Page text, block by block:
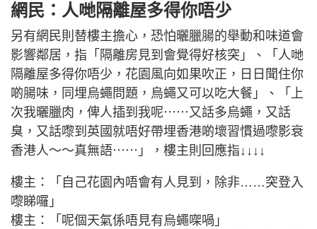
網民：人哋隔離屋多得你唔少
另有網民則替樓主擔心，恐怕曬臘腸的舉動和味道會
影響鄰居，指「隔離房見到會覺得好核突」、「人哋
隔離屋多得你唔少，花園風向如果吹正，日日聞住你
啲腸味，同埋烏蠅問題，烏蠅又可以吃大餐」、「上
次我曬臘肉，俾人插到我呢⋯⋯又話多烏蠅，又話
臭，又話嚟到英國就唔好帶埋香港啲壞習慣過嚟影衰
香港人～～真無語⋯⋯」，樓主則回應指↓↓↓↓
樓主：「自己花園內唔會有人見到，除非……突登入
嚟睇囉」
樓主：「呢個天氣係唔見有烏蠅㗎喎」